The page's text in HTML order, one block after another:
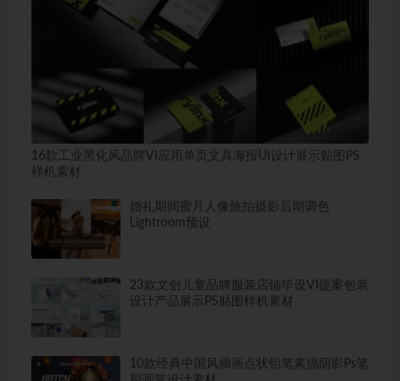
16款工业黑化风品牌VI应用单页文具海报UI设计展示贴图PS
样机素材
婚礼期间蜜月人像旅拍摄影后期调色
Lightroom预设
23款文创儿童品牌服装店铺毕设VI提案包装
设计产品展示PS贴图样机素材
10款经典中国风插画点状铅笔素描阴影Ps笔